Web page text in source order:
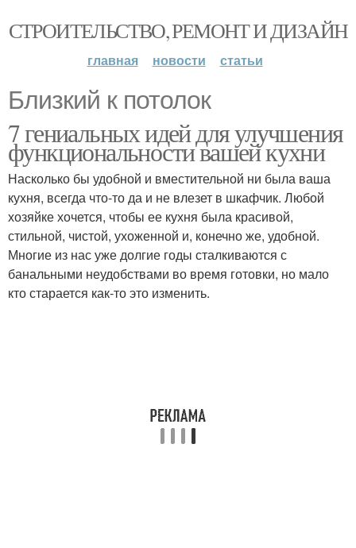
СТРОИТЕЛЬСТВО, РЕМОНТ И ДИЗАЙН
главная новости статьи
Близкий к потолок
7 гениальных идей для улучшения
функциональности вашей кухни
Насколько бы удобной и вместительной ни была ваша
кухня, всегда что-то да и не влезет в шкафчик. Любой
хозяйке хочется, чтобы ее кухня была красивой,
стильной, чистой, ухоженной и, конечно же, удобной.
Многие из нас уже долгие годы сталкиваются с
банальными неудобствами во время готовки, но мало
кто старается как-то это изменить.